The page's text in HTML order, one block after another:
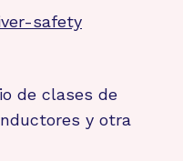
safety
de clases de
y otra